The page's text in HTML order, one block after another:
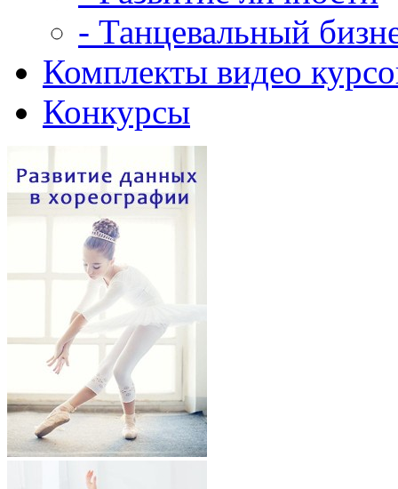
- Танцевальный
Комплекты видео
Конкурсы